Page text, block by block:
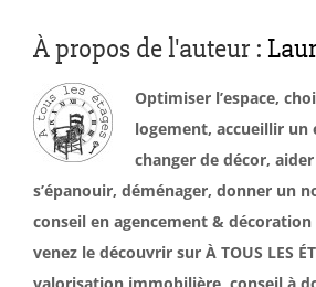
À propos de l'auteur :
Optimiser l’espace,
logement, accueillir un
changer de décor,
s’épanouir, déménager, donner un
conseil en agencement &
venez le découvrir sur À TOUS LES